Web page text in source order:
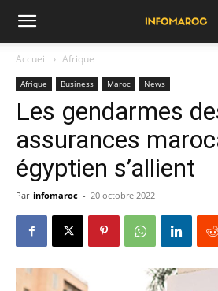
Accueil Afrique
Afrique Business Maroc News
Les gendarmes
assurances
égyptien s’allient
Par infomaroc - 20 octobre 2022